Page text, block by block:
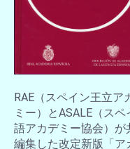
RAE（スペイン王立ア
ミー）とASALE（スペ
語アカデミー協会）が
編集した改定新版「ア